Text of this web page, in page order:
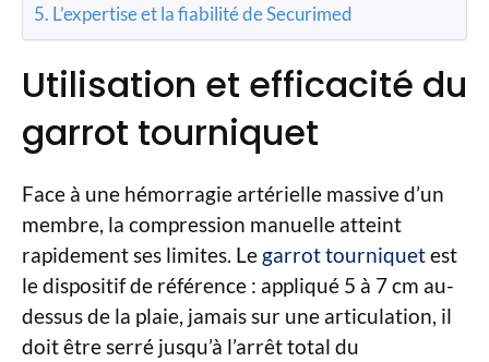
L’expertise et la fiabilité de Securimed
Utilisation et efficacité du
garrot tourniquet
Face à une hémorragie artérielle massive d’un
membre, la compression manuelle atteint
rapidement ses limites. Le garrot tourniquetest
le dispositif de référence : appliqué 5 à 7 cm au-
dessus de la plaie, jamais sur une articulation, il
doit être serré jusqu’à l’arrêt total du